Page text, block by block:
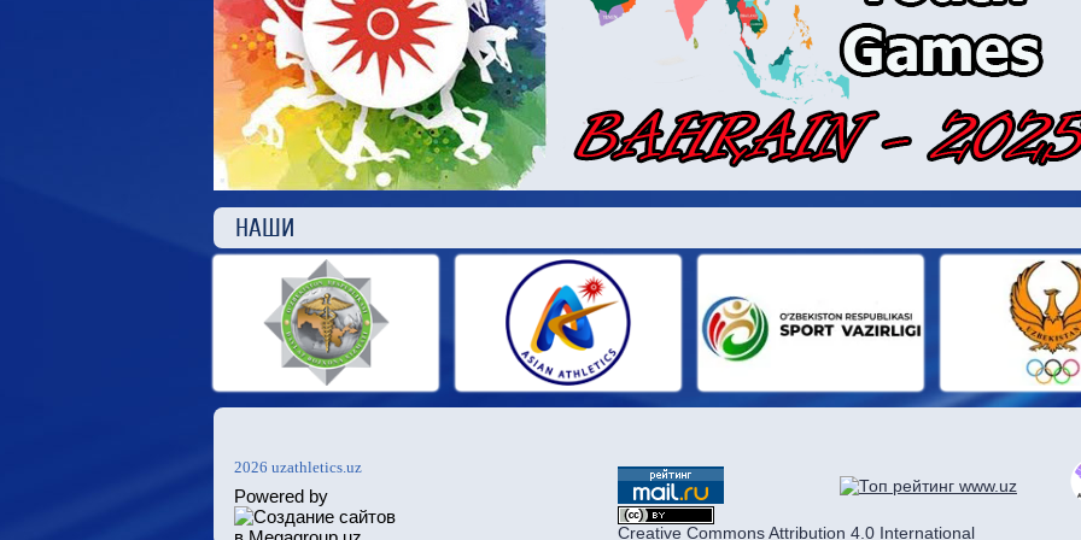
НАШИ
2026 uzathletics.uz
Powered by
Creative Commons Attribution 4.0 International